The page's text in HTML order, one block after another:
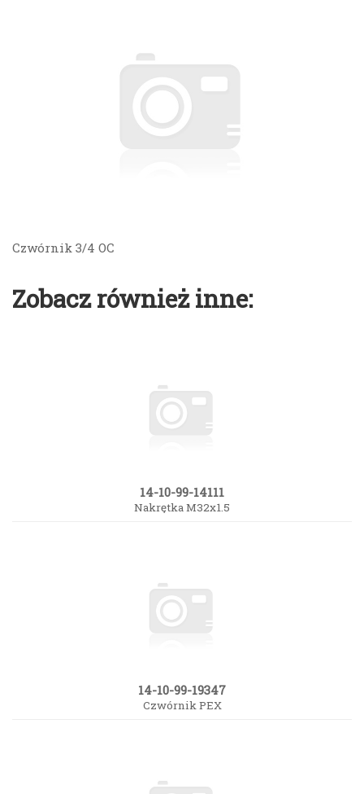
Czwórnik 3/4 OC
Zobacz również inne:
14-10-99-14111
Nakrętka M32x1.5
14-10-99-19347
Czwórnik PEX